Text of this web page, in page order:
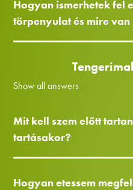
Hogyan ismerhetek fel
törpenyulat és mire van
Show all answers
Mit kell szem előtt
tartásakor?
Hogyan etessem